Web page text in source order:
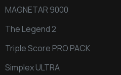
MAGNETAR 9000
The Legend 2
Triple Score PRO PACK
Simplex ULTRA